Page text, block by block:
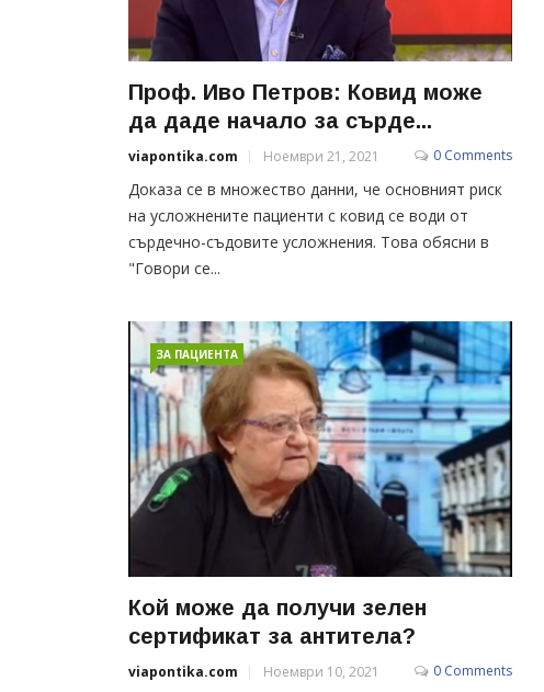
Проф. Иво Петров: Ковид може
да даде начало за сърде...
viapontika.com Ноември 21, 2021 0 Comments
Доказа се в множество данни, че основният риск
на усложнените пациенти с ковид се води от
сърдечно-съдовите усложнения. Това обясни в
"Говори се...
ЗА ПАЦИЕНТА
Кой може да получи зелен
сертификат за антитела?
viapontika.com Ноември 10, 2021 0 Comments